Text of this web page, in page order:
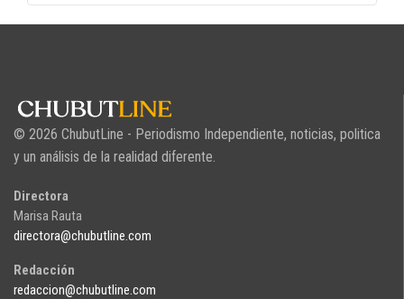
© 2026 ChubutLine - Periodismo Independiente, noticias, politica
y un análisis de la realidad diferente.
Directora
Marisa Rauta
directora@chubutline.com
Redacción
redaccion@chubutline.com